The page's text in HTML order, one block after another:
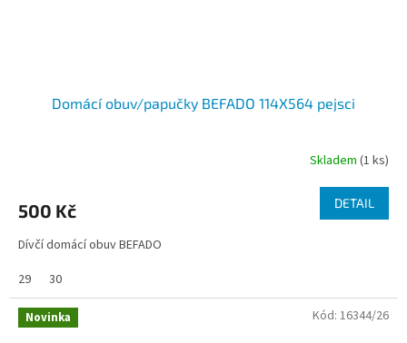
Domácí obuv/papučky BEFADO 114X564 pejsci
Skladem (1 ks)
500 Kč DETAIL
Dívčí domácí obuv BEFADO
29
30
Novinka Kód: 16344/26